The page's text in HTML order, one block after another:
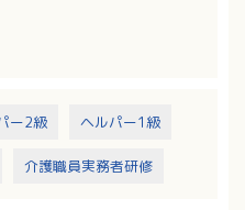
など
ー2級 ヘルパー1級
介護職員実務者研修